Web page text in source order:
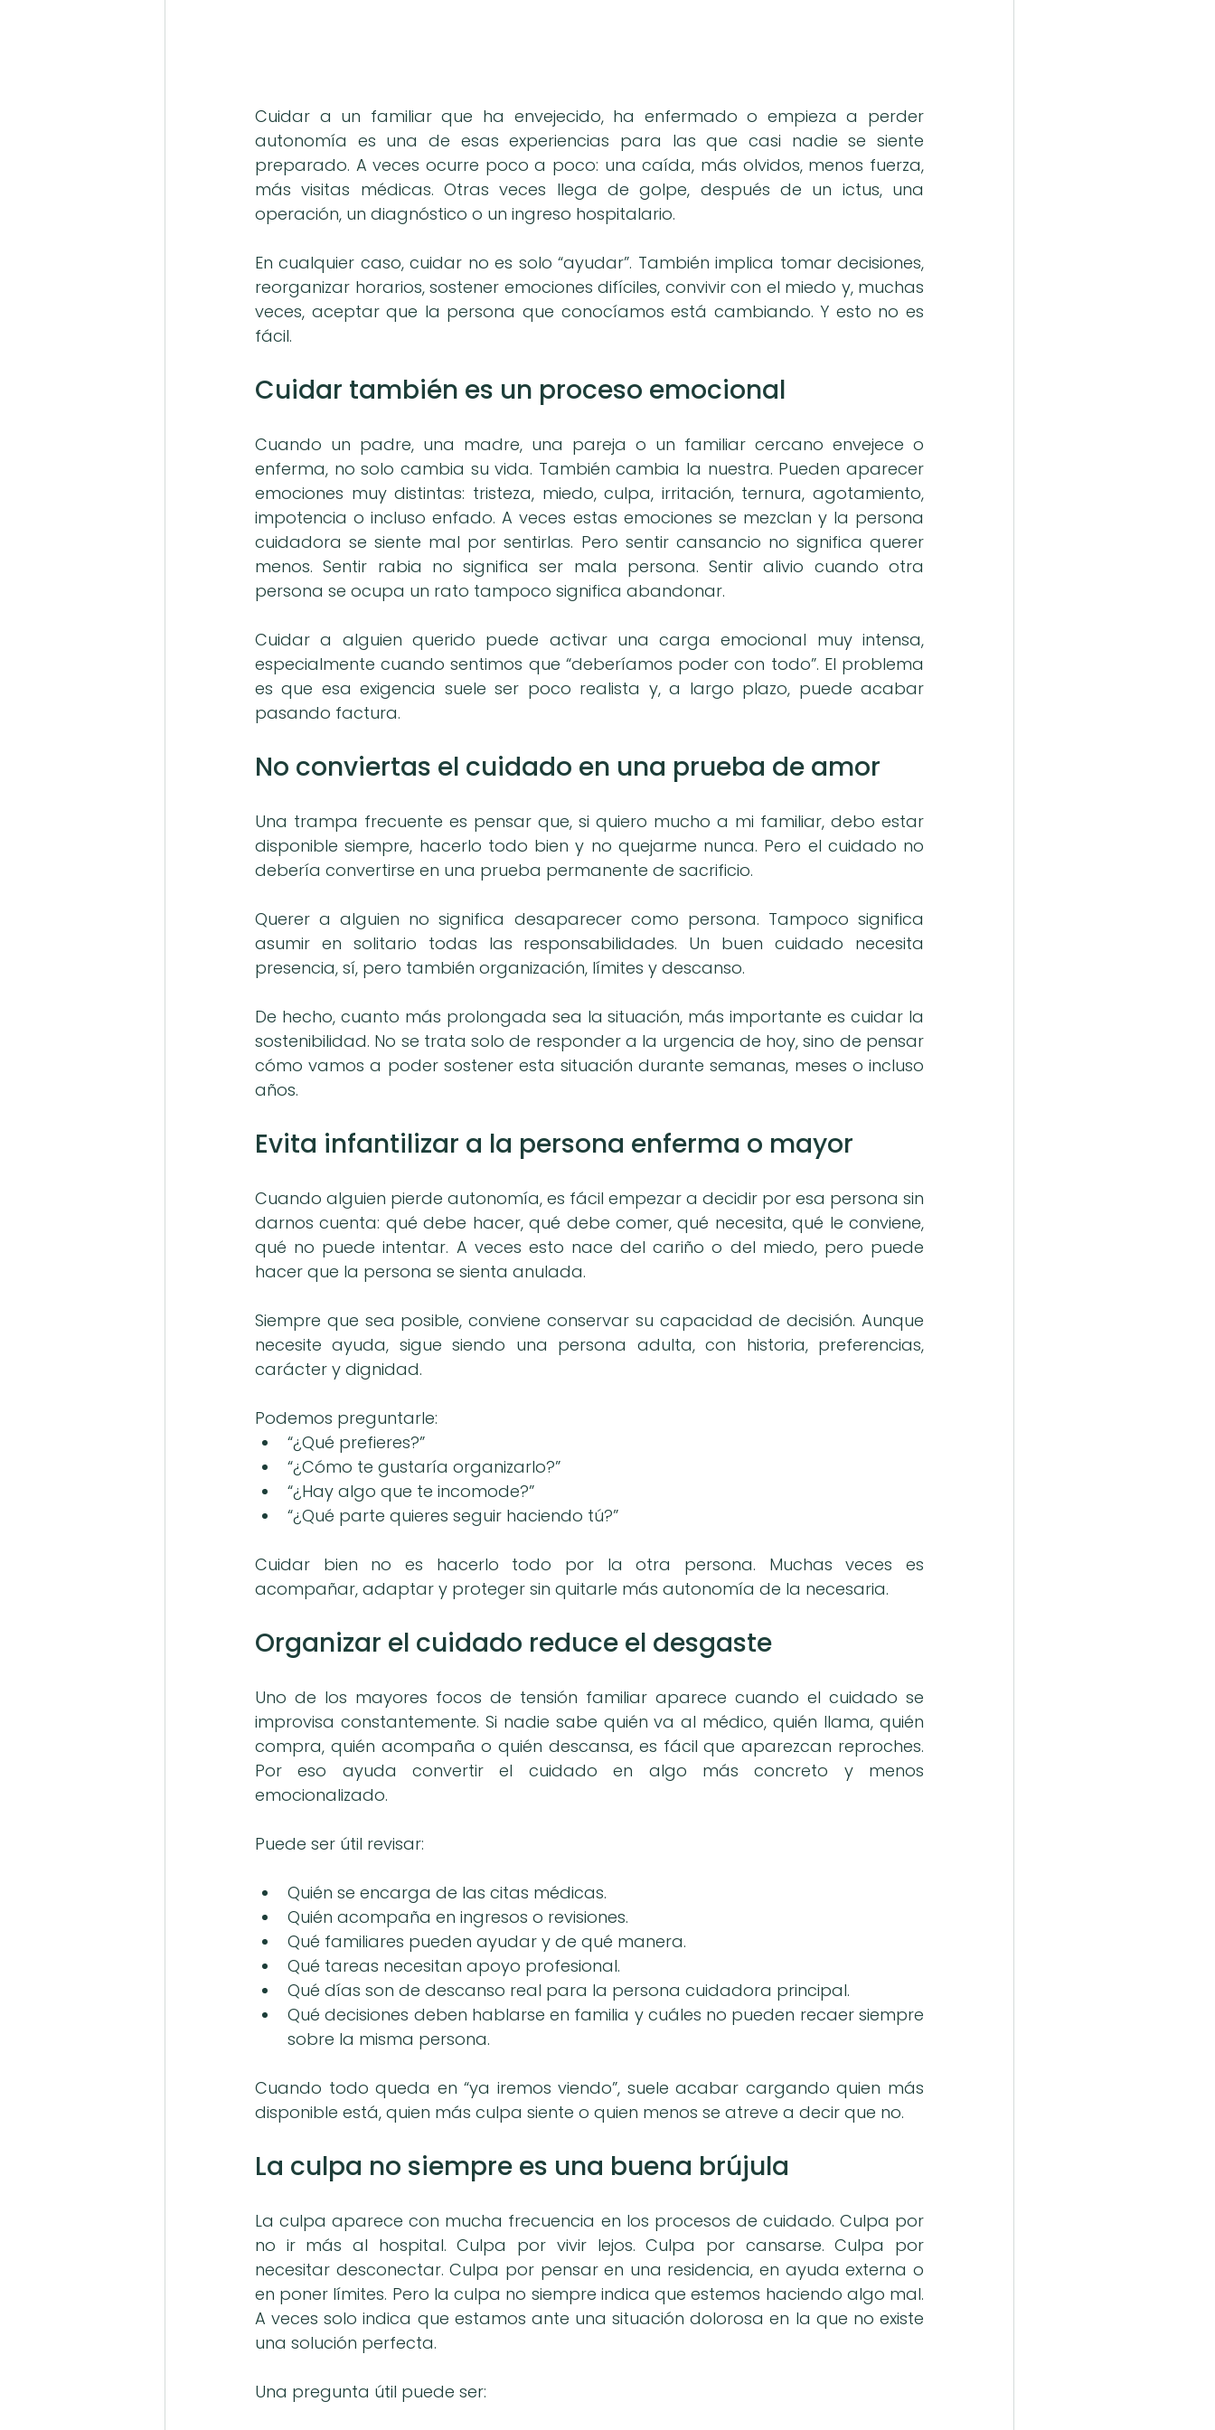
Cuidar a un familiar que ha envejecido, ha enfermado o empieza a perder
autonomía es una de esas experiencias para las que casi nadie se siente
preparado. A veces ocurre poco a poco: una caída, más olvidos, menos fuerza,
más visitas médicas. Otras veces llega de golpe, después de un ictus, una
operación, un diagnóstico o un ingreso hospitalario.
En cualquier caso, cuidar no es solo “ayudar”. También implica tomar decisiones,
reorganizar horarios, sostener emociones difíciles, convivir con el miedo y, muchas
veces, aceptar que la persona que conocíamos está cambiando. Y esto no es
fácil.
Cuidar también es un proceso emocional
Cuando un padre, una madre, una pareja o un familiar cercano envejece o
enferma, no solo cambia su vida. También cambia la nuestra. Pueden aparecer
emociones muy distintas: tristeza, miedo, culpa, irritación, ternura, agotamiento,
impotencia o incluso enfado. A veces estas emociones se mezclan y la persona
cuidadora se siente mal por sentirlas. Pero sentir cansancio no significa querer
menos. Sentir rabia no significa ser mala persona. Sentir alivio cuando otra
persona se ocupa un rato tampoco significa abandonar.
Cuidar a alguien querido puede activar una carga emocional muy intensa,
especialmente cuando sentimos que “deberíamos poder con todo”. El problema
es que esa exigencia suele ser poco realista y, a largo plazo, puede acabar
pasando factura.
No conviertas el cuidado en una prueba de amor
Una trampa frecuente es pensar que, si quiero mucho a mi familiar, debo estar
disponible siempre, hacerlo todo bien y no quejarme nunca. Pero el cuidado no
debería convertirse en una prueba permanente de sacrificio.
Querer a alguien no significa desaparecer como persona. Tampoco significa
asumir en solitario todas las responsabilidades. Un buen cuidado necesita
presencia, sí, pero también organización, límites y descanso.
De hecho, cuanto más prolongada sea la situación, más importante es cuidar la
sostenibilidad. No se trata solo de responder a la urgencia de hoy, sino de pensar
cómo vamos a poder sostener esta situación durante semanas, meses o incluso
años.
Evita infantilizar a la persona enferma o mayor
Cuando alguien pierde autonomía, es fácil empezar a decidir por esa persona sin
darnos cuenta: qué debe hacer, qué debe comer, qué necesita, qué le conviene,
qué no puede intentar. A veces esto nace del cariño o del miedo, pero puede
hacer que la persona se sienta anulada.
Siempre que sea posible, conviene conservar su capacidad de decisión. Aunque
necesite ayuda, sigue siendo una persona adulta, con historia, preferencias,
carácter y dignidad.
Podemos preguntarle:
“¿Qué prefieres?”
“¿Cómo te gustaría organizarlo?”
“¿Hay algo que te incomode?”
“¿Qué parte quieres seguir haciendo tú?”
Cuidar bien no es hacerlo todo por la otra persona. Muchas veces es
acompañar, adaptar y proteger sin quitarle más autonomía de la necesaria.
Organizar el cuidado reduce el desgaste
Uno de los mayores focos de tensión familiar aparece cuando el cuidado se
improvisa constantemente. Si nadie sabe quién va al médico, quién llama, quién
compra, quién acompaña o quién descansa, es fácil que aparezcan reproches.
Por eso ayuda convertir el cuidado en algo más concreto y menos
emocionalizado.
Puede ser útil revisar:
Quién se encarga de las citas médicas.
Quién acompaña en ingresos o revisiones.
Qué familiares pueden ayudar y de qué manera.
Qué tareas necesitan apoyo profesional.
Qué días son de descanso real para la persona cuidadora principal.
Qué decisiones deben hablarse en familia y cuáles no pueden recaer siempre
sobre la misma persona.
Cuando todo queda en “ya iremos viendo”, suele acabar cargando quien más
disponible está, quien más culpa siente o quien menos se atreve a decir que no.
La culpa no siempre es una buena brújula
La culpa aparece con mucha frecuencia en los procesos de cuidado. Culpa por
no ir más al hospital. Culpa por vivir lejos. Culpa por cansarse. Culpa por
necesitar desconectar. Culpa por pensar en una residencia, en ayuda externa o
en poner límites. Pero la culpa no siempre indica que estemos haciendo algo mal.
A veces solo indica que estamos ante una situación dolorosa en la que no existe
una solución perfecta.
Una pregunta útil puede ser: